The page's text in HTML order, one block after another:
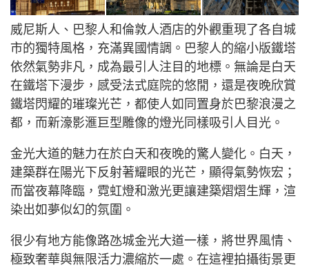
威尼斯人、巴黎人和倫敦人酒店的外觀重現了各自城
市的獨特風格，充滿異國情調。巴黎人的縮小版鐵塔
依然氣勢非凡，成為最引人注目的地標。無論是白天
在鐵塔下漫步，感受法式庭院的悠閒，還是夜晚欣賞
鐵塔閃耀的璀璨光芒，都使人如同置身於巴黎浪漫之
都，而新濠影滙巨型雕像的燈光同樣吸引人目光。
金光大道的魅力在於白天和夜晚的驚人變化。白天，
建築群在陽光下反射著耀眼的光芒，顯得氣勢恢宏；
而當夜幕降臨，霓虹燈和激光更讓建築熠熠生輝，渲
染出如夢似幻的氛圍。
很少有地方能像路氹城金光大道一樣，將世界風情、
極致奢華與無限活力濃縮於一處。在這裡拍攝街景更